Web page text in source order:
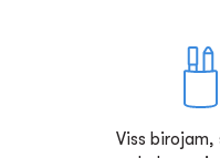
Viss birojam,